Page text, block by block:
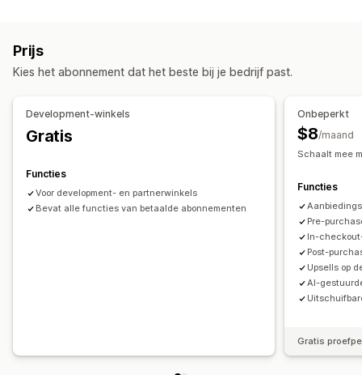
Winkelwagenoptie
Add-ons voor producten
Vaak samen gekocht
Analytics
A/B-testen
Conversiepercentages Funnelprestaties
Mobiel responsief
Verzendkostencalculator
Prijs
Kies het abonnement dat het beste bij je bedrijf past.
Development-winkels
Gratis
Functies
Voor development- en partnerwinkels
Bevat alle functies van betaalde abonnementen
Onbeperkt
$8/maand
Schaalt mee
Functies
Pre-
In-
Post-
Upsells op
AI-
Gratis